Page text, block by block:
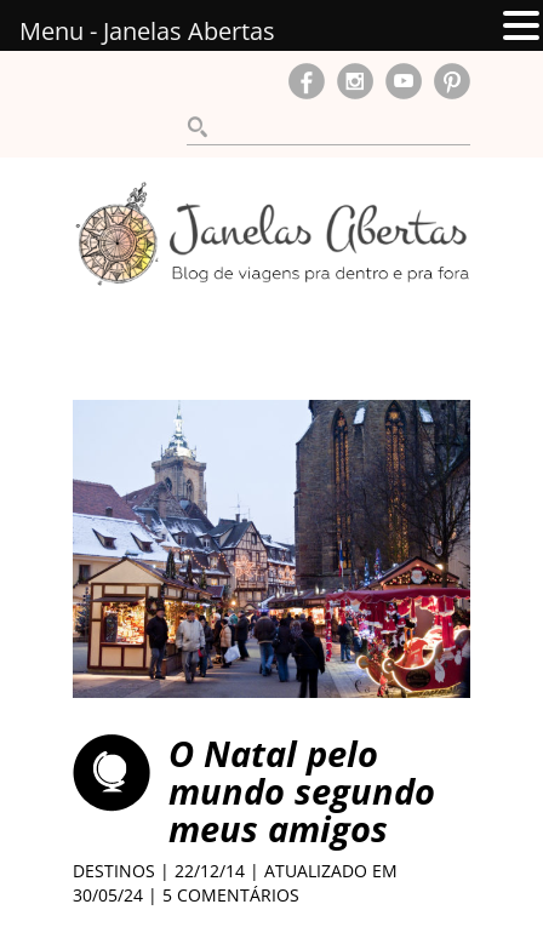
O Natal pelo
mundo segundo
meus amigos
DESTINOS | 22/12/14 | ATUALIZADO EM
30/05/24 | 5 COMENTÁRIOS
Menu - Janelas Abertas